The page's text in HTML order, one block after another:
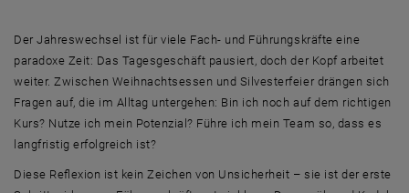
Der Jahreswechsel ist für viele Fach- und Führungskräfte eine
paradoxe Zeit: Das Tagesgeschäft pausiert, doch der Kopf arbeitet
weiter. Zwischen Weihnachtsessen und Silvesterfeier drängen sich
Fragen auf, die im Alltag untergehen: Bin ich noch auf dem richtigen
Kurs? Nutze ich mein Potenzial? Führe ich mein Team so, dass es
langfristig erfolgreich ist?
Diese Reflexion ist kein Zeichen von Unsicherheit – sie ist der erste